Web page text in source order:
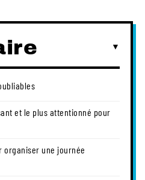
et le plus attentionné pour
organiser une journée